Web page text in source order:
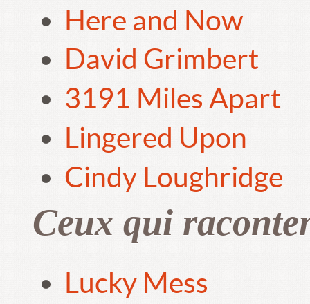
Here and Now
David Grimbert
3191 Miles Apart
Lingered Upon
Cindy Loughridge
Ceux qui
Lucky Mess